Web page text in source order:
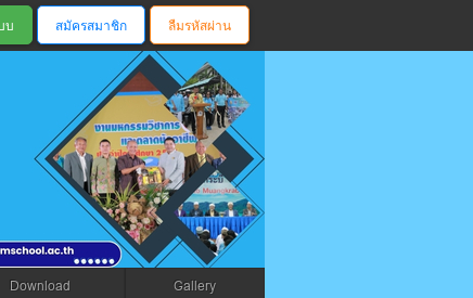
สมัครสมาชิก ลืมรหัสผ่าน
ง
Download Gallery